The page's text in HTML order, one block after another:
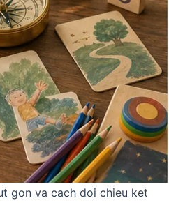
gon va cach doi chieu ket